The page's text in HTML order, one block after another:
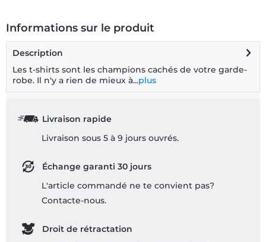
Informations sur le produit
Description
Les t-shirts sont les champions cachés de votre garde-
robe. Il n'y a rien de mieux à...plus
Livraison rapide
Livraison sous 5 à 9 jours ouvrés.
Échange garanti 30 jours
L'article commandé ne te convient pas?
Contacte-nous.
Droit de rétractation